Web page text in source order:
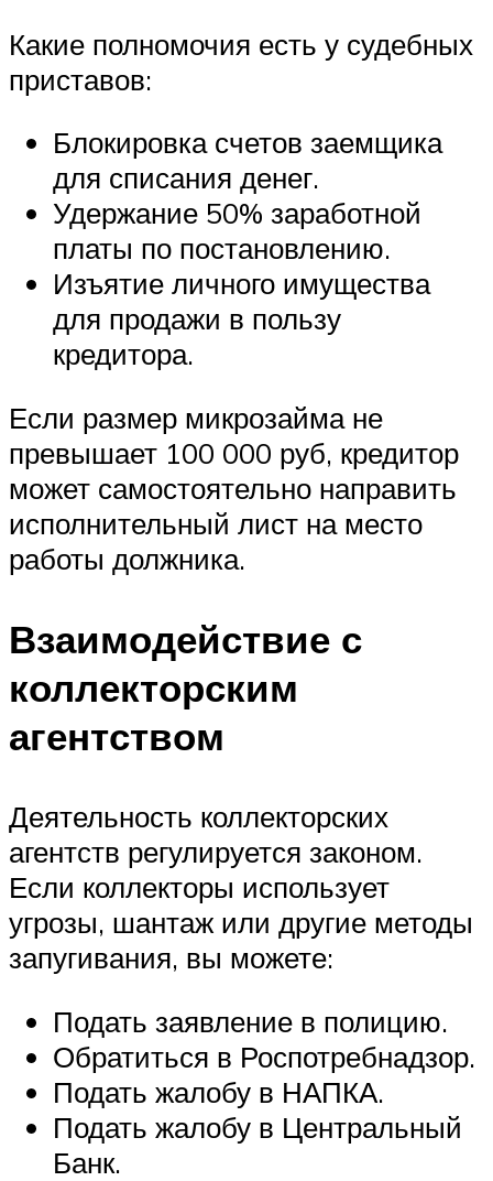
Какие полномочия есть у судебных
приставов:
Блокировка счетов заемщика
для списания денег.
Удержание 50% заработной
платы по постановлению.
Изъятие личного имущества
для продажи в пользу
кредитора.
Если размер микрозайма не
превышает 100 000 руб, кредитор
может самостоятельно направить
исполнительный лист на место
работы должника.
Взаимодействие с
коллекторским
агентством
Деятельность коллекторских
агентств регулируется законом.
Если коллекторы использует
угрозы, шантаж или другие методы
запугивания, вы можете:
Подать заявление в полицию.
Обратиться в Роспотребнадзор.
Подать жалобу в НАПКА.
Подать жалобу в Центральный
Банк.